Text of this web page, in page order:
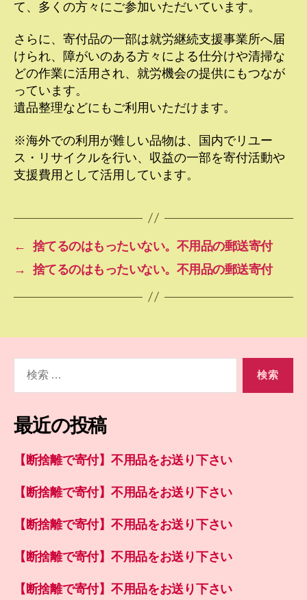
て、多くの方々にご参加いただいています。
さらに、寄付品の一部は就労継続支援事業所へ届
けられ、障がいのある方々による仕分けや清掃な
どの作業に活用され、就労機会の提供にもつなが
っています。
遺品整理などにもご利用いただけます。
※海外での利用が難しい品物は、国内でリユー
ス・リサイクルを行い、収益の一部を寄付活動や
支援費用として活用しています。
←
捨てるのはもったいない。不用品の郵送寄付
→
捨てるのはもったいない。不用品の郵送寄付
象:
最近の投稿
【断捨離で寄付】不用品をお送り下さい
【断捨離で寄付】不用品をお送り下さい
【断捨離で寄付】不用品をお送り下さい
【断捨離で寄付】不用品をお送り下さい
【断捨離で寄付】不用品をお送り下さい